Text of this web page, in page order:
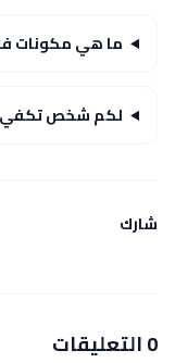
ما هي مكونات
لكم شخص تكفي
شارك
0 التعليقات